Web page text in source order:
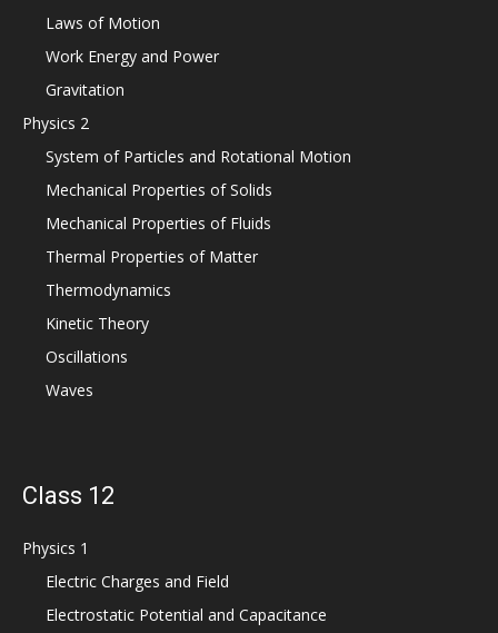
Laws of Motion
Work Energy and Power
Gravitation
Physics 2
System of Particles and Rotational Motion
Mechanical Properties of Solids
Mechanical Properties of Fluids
Thermal Properties of Matter
Thermodynamics
Kinetic Theory
Oscillations
Waves
Class 12
Physics 1
Electric Charges and Field
Electrostatic Potential and Capacitance